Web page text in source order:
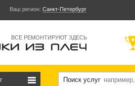
Ваш регион: Санкт-Петербург
ВСЕ РЕМОНТИРУЮТ ЗДЕСЬ
Поиск услуг